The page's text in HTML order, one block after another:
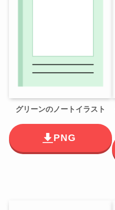
グリーンのノートイラスト
PNG